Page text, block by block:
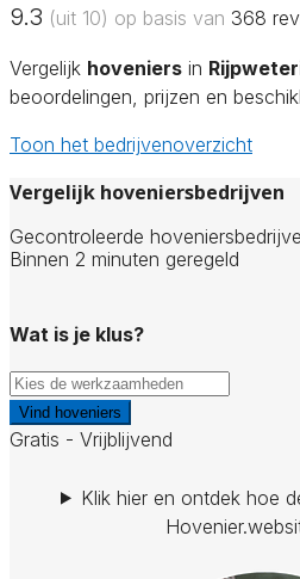
9.3 (uit 10) op basis van 368
Vergelijk hoveniers in
beoordelingen, prijzen en
Toon het bedrijvenoverzicht
Vergelijk hoveniersbedrijven
Gecontroleerde
Binnen 2 minuten geregeld
Wat is je klus?
Vind hoveniers
Gratis - Vrijblijvend
Klik hier en ontdek hoe